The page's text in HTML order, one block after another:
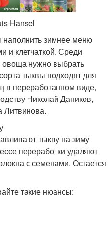
Hansel
наполнить зимнее меню
и клетчаткой. Среди
овоща нужно выбрать
тыквы подходят для
в переработанном виде,
Николай Даников,
Литвинова.
тыкву на зиму
переработки удаляют
с семенами. Остается
такие нюансы: